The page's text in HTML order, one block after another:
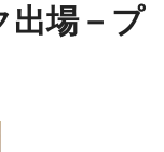
出場－プ